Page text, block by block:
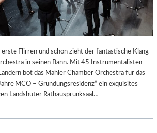
Flirren und schon zieht der fantastische Klang
in seinen Bann. Mit 45 Instrumentalisten
bot das Mahler Chamber Orchestra für das
MCO – Gründungsresidenz“ ein exquisites
Landshuter Rathausprunksaal…